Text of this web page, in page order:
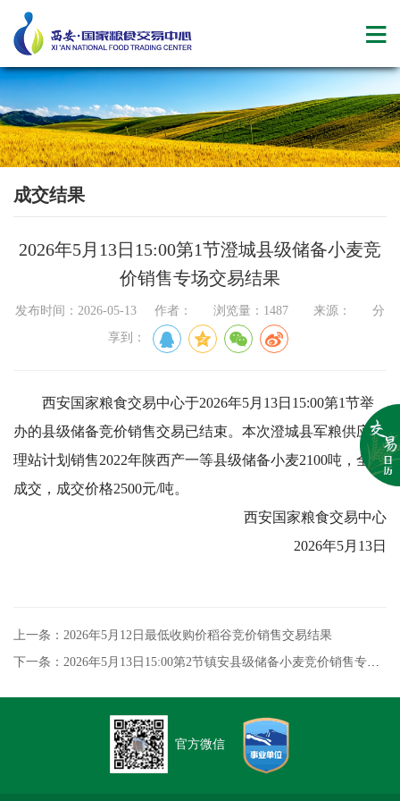
成交结果
2026年5月13日15:00第1节澄城县级储备小麦竞
价销售专场交易结果
发布时间：2026-05-13 作者： 浏览量：1487 来源： 分
享到：
西安国家粮食交易中心于2026年5月13日15:00第1节举
办的县级储备竞价销售交易已结束。本次澄城县军粮供应管
理站计划销售2022年陕西产一等县级储备小麦2100吨，全部
成交，成交价格2500元/吨。
西安国家粮食交易中心
2026年5月13日
上一条：2026年5月12日最低收购价稻谷竞价销售交易结果
下一条：​2026年5月13日15:00第2节镇安县级储备小麦竞价销售专场交易结果
官方微信